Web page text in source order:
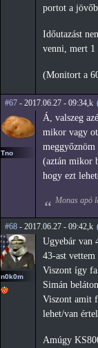
portot a
Időutazást
venni, mert 1
(Monitort a
#67 - 2017.06.27 - 09:34,k
Tno
Á, valszeg
mikor vagy
meggyőznöm
(aztán mikor
hogy ezt
Monas apó
#68 - 2017.06.27 - 09:42,k
n0k0m
Ugyebár van
43-ast vettem
Viszont így
Simán
Viszont amit
lehet/van
Amúgy